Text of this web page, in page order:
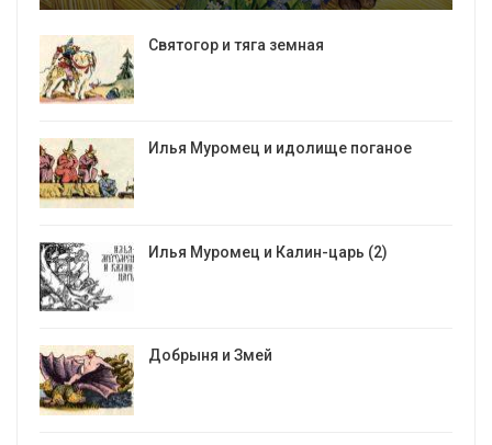
Святогор и тяга земная
Илья Муромец и идолище поганое
Илья Муромец и Калин-царь (2)
Добрыня и Змей